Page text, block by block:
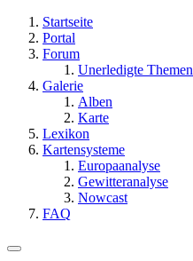
Startseite
Portal
Forum
Unerledigte Themen
Galerie
Alben
Karte
Lexikon
Kartensysteme
Europaanalyse
Gewitteranalyse
Nowcast
FAQ